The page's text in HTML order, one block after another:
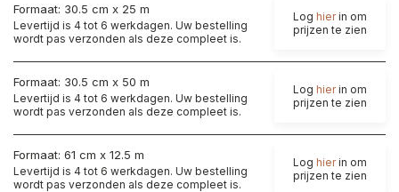
Formaat: 30.5 cm x 25 m
Levertijd is 4 tot 6 werkdagen. Uw bestelling
wordt pas verzonden als deze compleet is.
Log hierin om
prijzen te zien
Formaat: 30.5 cm x 50 m
Levertijd is 4 tot 6 werkdagen. Uw bestelling
wordt pas verzonden als deze compleet is.
Log hierin om
prijzen te zien
Formaat: 61 cm x 12.5 m
Levertijd is 4 tot 6 werkdagen. Uw bestelling
wordt pas verzonden als deze compleet is.
Log hierin om
prijzen te zien